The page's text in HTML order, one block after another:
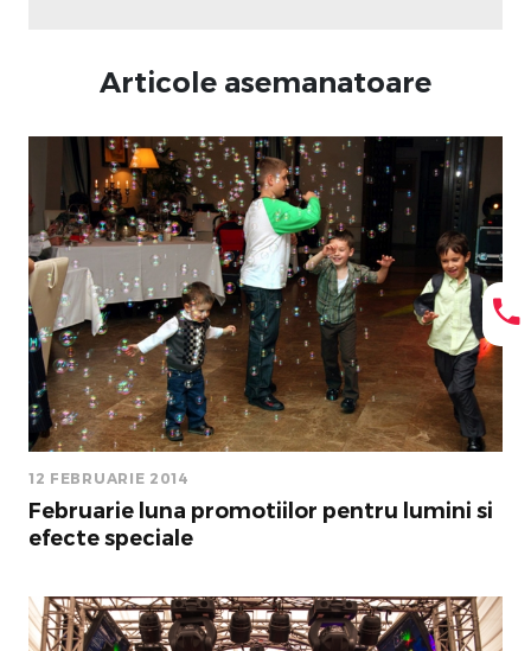
Articole asemanatoare
12 FEBRUARIE 2014
Februarie luna promotiilor pentru lumini si
efecte speciale